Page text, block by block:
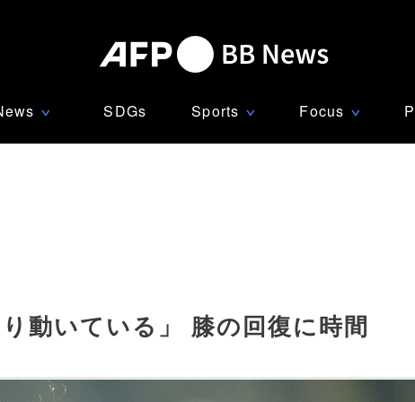
∨ SDGs Sports ∨ Focus ∨
動いている」 膝の回復に時間